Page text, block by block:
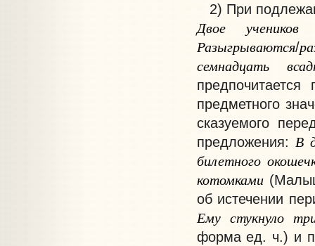
2) При
Двое
учеников
Разыгрываются/
семнадцать
предметного
сказуемого
предложения: В
билетного
котомками
об истечении
Ему стукнуло
форма ед. ч.) и